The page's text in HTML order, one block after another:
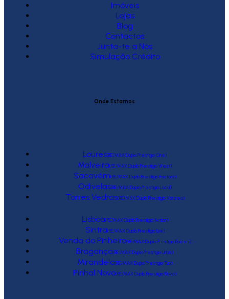
Imóveis
Lojas
Blog
Contactos
Junta-te a Nós
Simulação Crédito
Onde Estamos
Loures(RE/MAX Duplo Prestígio One)
Malveira(RE/MAX Duplo Prestígio West)
Sacavém(RE/MAX Duplo Prestígio Factory)
Odivelas(RE/MAX Duplo Prestígio Local)
Torres Vedras(RE/MAX Duplo Prestígio Várzea)
Lisboa(RE/MAX Duplo Prestígio Action)
Sintra(RE/MAX Duplo Prestígio Link)
Venda do Pinheiro(RE/MAX Duplo Prestígio Raízes)
Bragança(RE/MAX Duplo Prestígio Urbis)
Mirandela(RE/MAX Duplo Prestígio Tua)
Pinhal Novo(RE/MAX Duplo Prestígio Novo)